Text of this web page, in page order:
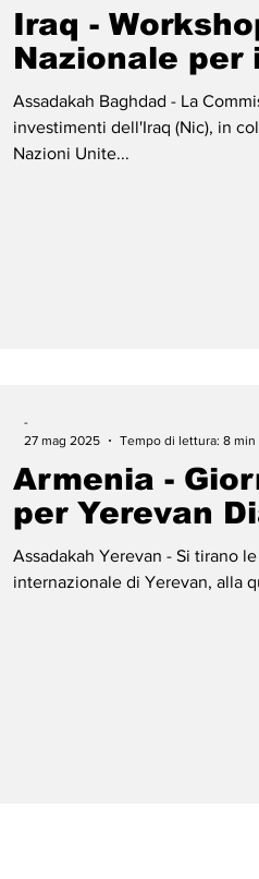
Iraq -
Nazionale per
Assadakah Baghdad - La
investimenti dell'Iraq (Nic), in
Nazioni Unite...
Armenia -
per Yerevan
Assadakah Yerevan - Si tirano
internazionale di Yerevan, alla
-
27 mag 2025
Tempo di lettura: 8 min